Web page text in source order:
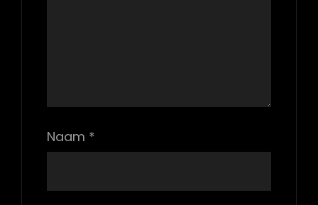
Naam *